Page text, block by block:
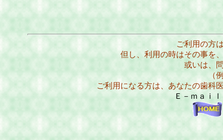
ご利用の方
但し、利用の時はその事を
或いは、
（
ご利用になる方は、あなたの歯科
Ｅ－ｍａｉ